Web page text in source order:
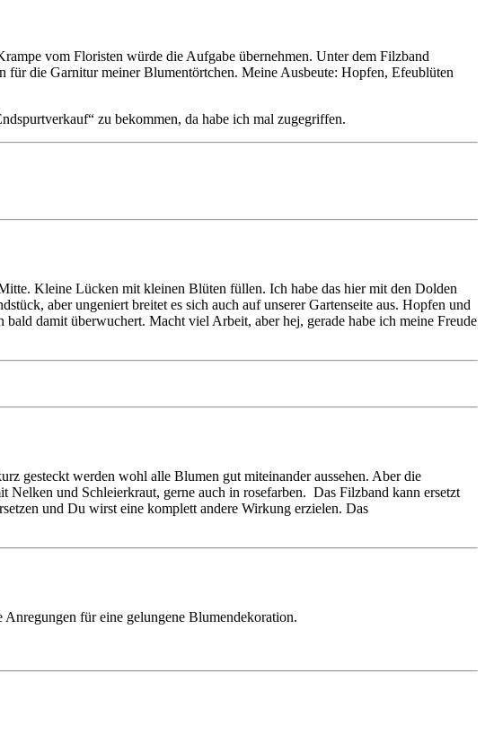
vom Floristen würde die Aufgabe übernehmen. Unter dem Filzband
für die Garnitur meiner Blumentörtchen. Meine Ausbeute: Hopfen, Efeublüten
zu bekommen, da habe ich mal zugegriffen.
Kleine Lücken mit kleinen Blüten füllen. Ich habe das hier mit den Dolden
aber ungeniert breitet es sich auch auf unserer Gartenseite aus. Hopfen und
damit überwuchert. Macht viel Arbeit, aber hej, gerade habe ich meine Freude
gesteckt werden wohl alle Blumen gut miteinander aussehen. Aber die
und Schleierkraut, gerne auch in rosefarben. Das Filzband kann ersetzt
und Du wirst eine komplett andere Wirkung erzielen. Das
Anregungen für eine gelungene Blumendekoration.